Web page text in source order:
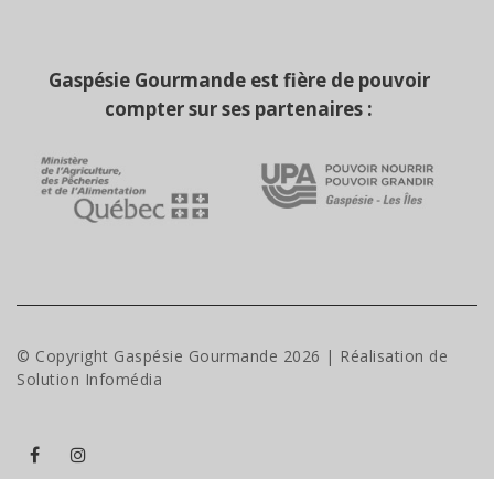
Gaspésie Gourmande est fière de pouvoir
compter sur ses partenaires :
© Copyright Gaspésie Gourmande 2026 | Réalisation de
Solution Infomédia